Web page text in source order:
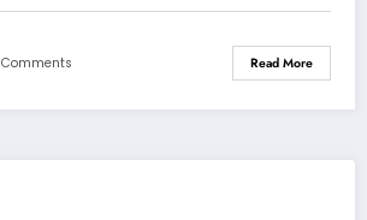
Read More